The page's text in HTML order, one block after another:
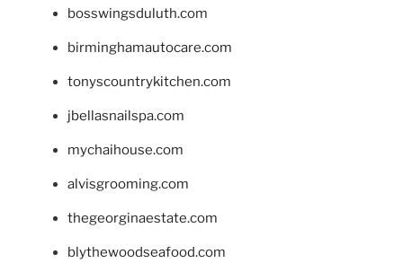
bosswingsduluth.com
birminghamautocare.com
tonyscountrykitchen.com
jbellasnailspa.com
mychaihouse.com
alvisgrooming.com
thegeorginaestate.com
blythewoodseafood.com